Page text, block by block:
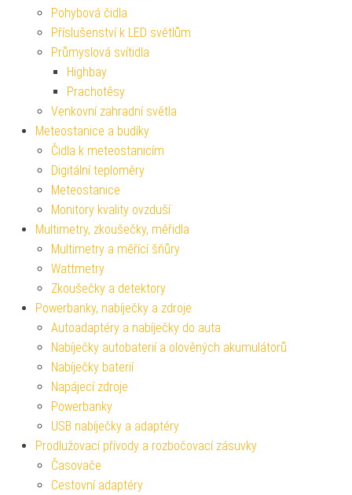
Pohybová čidla
Příslušenství k LED světlům
Průmyslová svítidla
Highbay
Prachotěsy
Venkovní zahradní světla
Meteostanice a budíky
Čidla k meteostanicím
Digitální teploměry
Meteostanice
Monitory kvality ovzduší
Multimetry, zkoušečky, měřidla
Multimetry a měřící šňůry
Wattmetry
Zkoušečky a detektory
Powerbanky, nabíječky a zdroje
Autoadaptéry a nabíječky do auta
Nabíječky autobaterií a olověných akumulátorů
Nabíječky baterií
Napájecí zdroje
Powerbanky
USB nabíječky a adaptéry
Prodlužovací přívody a rozbočovací zásuvky
Časovače
Cestovní adaptéry